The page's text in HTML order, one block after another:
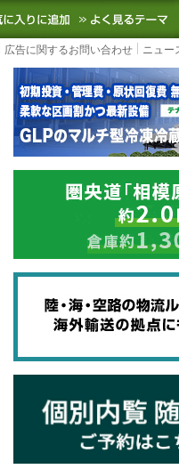
新の物流ニュースをお届
お気に入りに追
広告に関するお問い合わせ ニュー